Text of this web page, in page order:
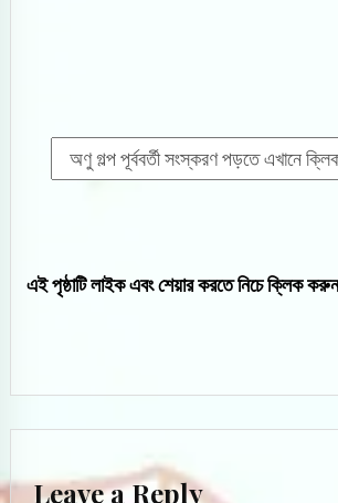
এই পৃষ্ঠাটি লাইক এবং শেয়ার করতে নিচে ক্লিক
Leave a Reply